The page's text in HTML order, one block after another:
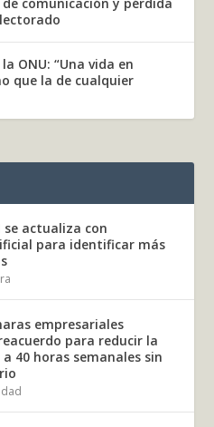
ONU: “Una vida en
que la de cualquier
se actualiza con
para identificar más
empresariales
para reducir la
40 horas semanales sin